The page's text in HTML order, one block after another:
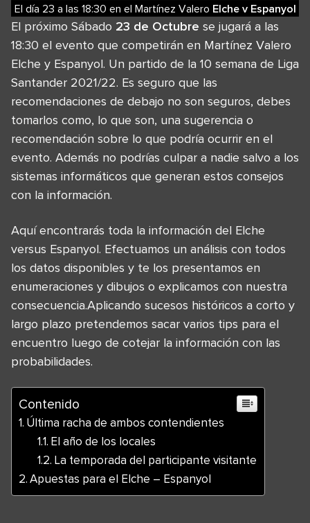
El día 23 a las 18:30 en el Martínez Valero Elchev Espanyol
El próximo Sábado 23 de Octubre se jugará a las
18:30 el evento que competirán en Martínez Valero
Elche y Espanyol. Un partido de la 10 semana de Liga
Santander 2021/22. Es seguro que las
recomendaciones de debajo no son seguros, debes
tomarlos como, lo que son, una sugerencia o
recomendación sobre lo que podría ocurrir en el
evento. Además no podrías culpar a nadie salvo a los
sistemas informáticos que generan estos consejos
con la información.
Aquí encontrarás toda la información del Elche
versus Espanyol. Efectuamos un análisis con todos
los datos disponibles y te los presentamos en
enumeraciones y dibujos o explicamos con nuestra
consecuencia.Aplicando sucesos históricos a corto y
largo plazo pretendemos sacar varios tips para el
encuentro luego de cotejar la información con las
probabilidades.
Contenido
Última racha de ambos contendientes
El año de los locales
La temporada del participante visitante
Apuestas para el Elche – Espanyol